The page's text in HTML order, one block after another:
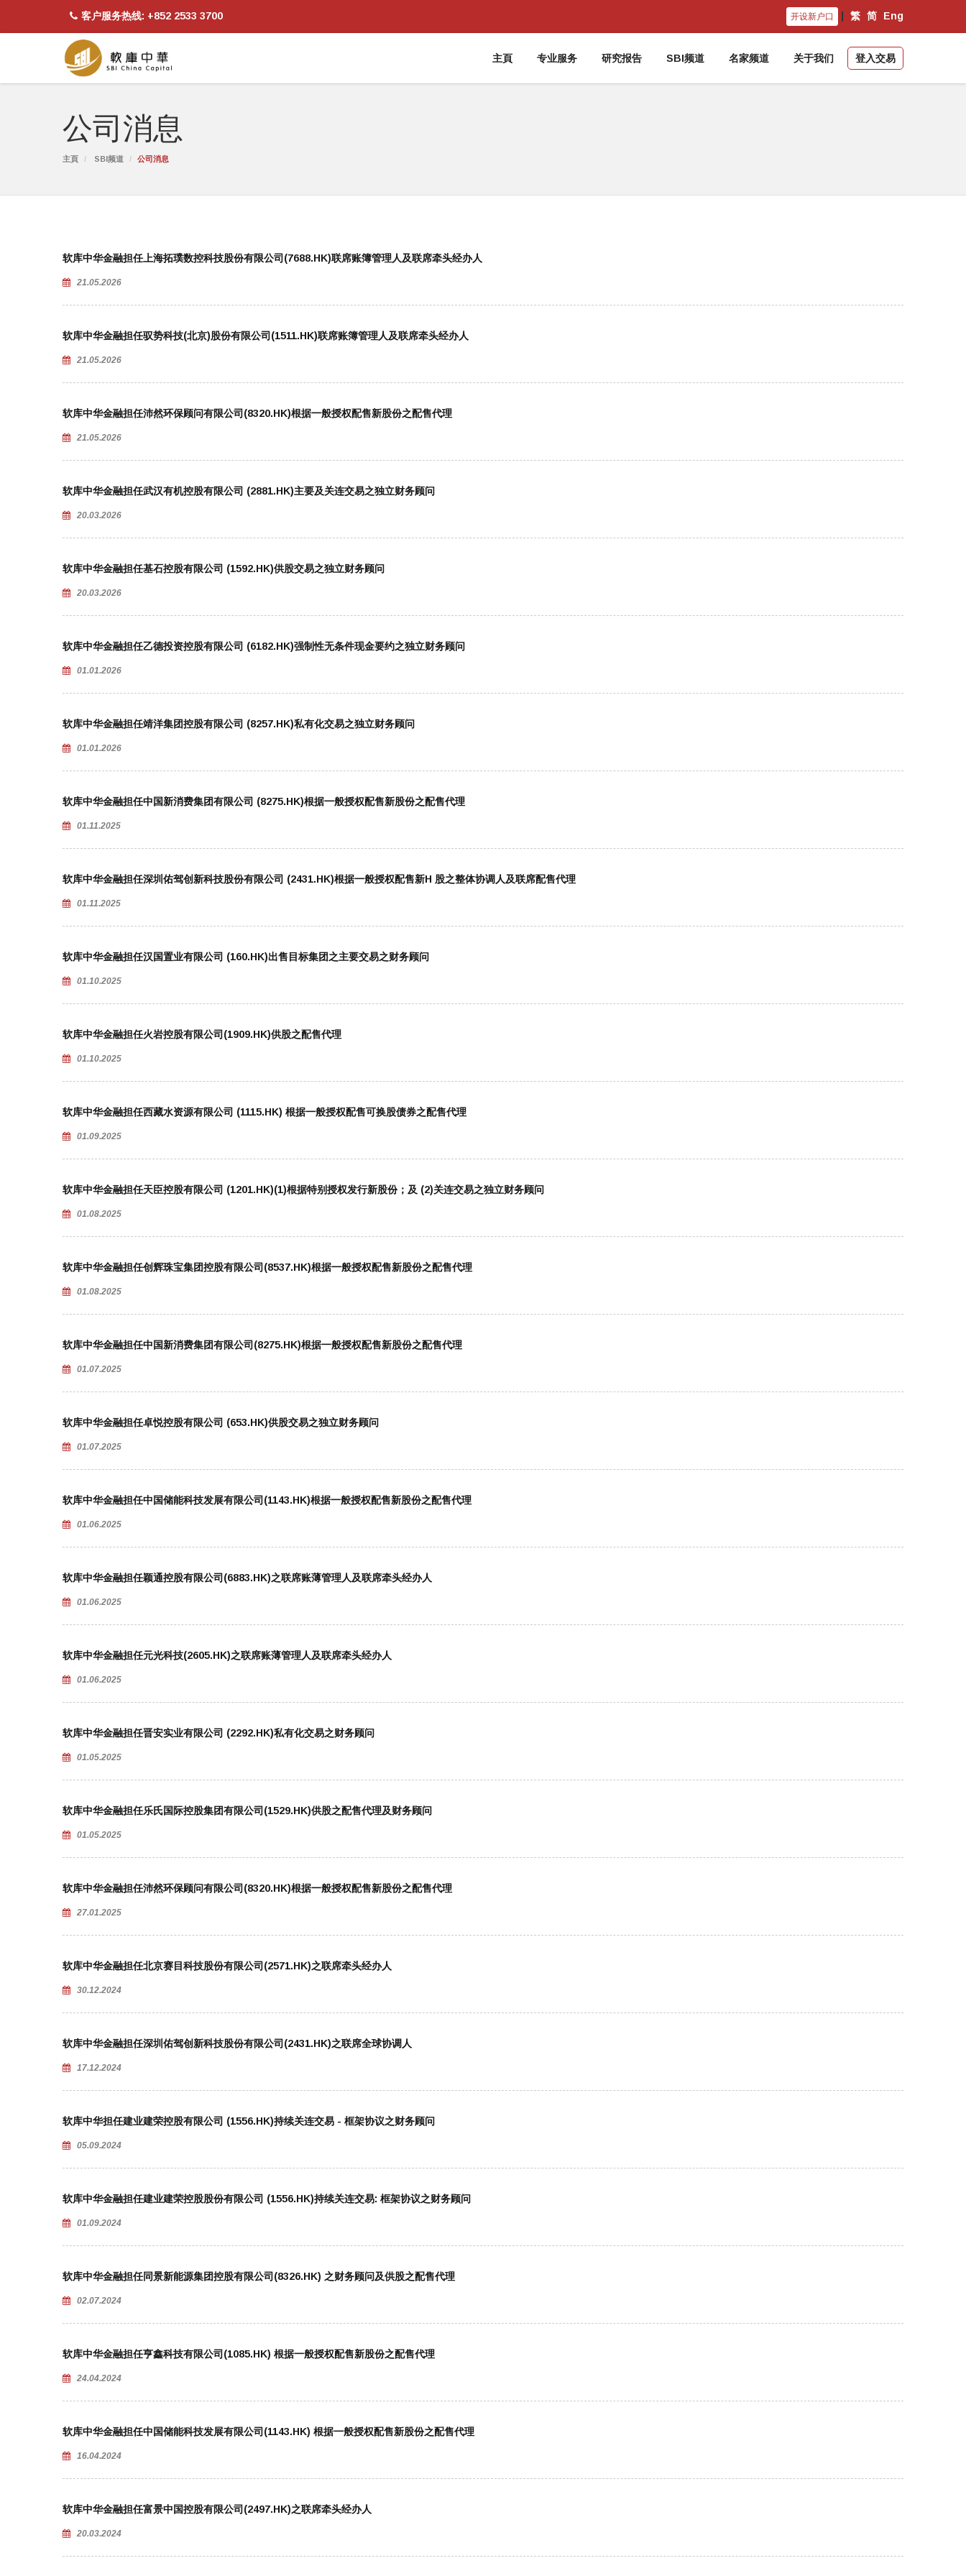
客户服务热线: +852 2533 3700 开设新户口 繁 简 Eng
主頁 专业服务 研究报告 SBI频道 名家频道 关于我们 登入交易
公司消息
主頁 SBI频道 公司消息
软库中华金融担任上海拓璞数控科技股份有限公司(7688.HK)联席账簿管理人及联席牵头经办人
21.05.2026
软库中华金融担任驭势科技(北京)股份有限公司(1511.HK)联席账簿管理人及联席牵头经办人
21.05.2026
软库中华金融担任沛然环保顾问有限公司(8320.HK)根据一般授权配售新股份之配售代理
21.05.2026
软库中华金融担任武汉有机控股有限公司 (2881.HK)主要及关连交易之独立财务顾问
20.03.2026
软库中华金融担任基石控股有限公司 (1592.HK)供股交易之独立财务顾问
20.03.2026
软库中华金融担任乙德投资控股有限公司 (6182.HK)强制性无条件现金要约之独立财务顾问
01.01.2026
软库中华金融担任靖洋集团控股有限公司 (8257.HK)私有化交易之独立财务顾问
01.01.2026
软库中华金融担任中国新消费集团有限公司 (8275.HK)根据一般授权配售新股份之配售代理
01.11.2025
软库中华金融担任深圳佑驾创新科技股份有限公司 (2431.HK)根据一般授权配售新H 股之整体协调人及联席配售代理
01.11.2025
软库中华金融担任汉国置业有限公司 (160.HK)出售目标集团之主要交易之财务顾问
01.10.2025
软库中华金融担任火岩控股有限公司(1909.HK)供股之配售代理
01.10.2025
软库中华金融担任西藏水资源有限公司 (1115.HK) 根据一般授权配售可换股债券之配售代理
01.09.2025
软库中华金融担任天臣控股有限公司 (1201.HK)(1)根据特别授权发行新股份；及 (2)关连交易之独立财务顾问
01.08.2025
软库中华金融担任创辉珠宝集团控股有限公司(8537.HK)根据一般授权配售新股份之配售代理
01.08.2025
软库中华金融担任中国新消费集团有限公司(8275.HK)根据一般授权配售新股份之配售代理
01.07.2025
软库中华金融担任卓悦控股有限公司 (653.HK)供股交易之独立财务顾问
01.07.2025
软库中华金融担任中国储能科技发展有限公司(1143.HK)根据一般授权配售新股份之配售代理
01.06.2025
软库中华金融担任颖通控股有限公司(6883.HK)之联席账薄管理人及联席牵头经办人
01.06.2025
软库中华金融担任元光科技(2605.HK)之联席账薄管理人及联席牵头经办人
01.06.2025
软库中华金融担任晋安实业有限公司 (2292.HK)私有化交易之财务顾问
01.05.2025
软库中华金融担任乐氏国际控股集团有限公司(1529.HK)供股之配售代理及财务顾问
01.05.2025
软库中华金融担任沛然环保顾问有限公司(8320.HK)根据一般授权配售新股份之配售代理
27.01.2025
软库中华金融担任北京赛目科技股份有限公司(2571.HK)之联席牵头经办人
30.12.2024
软库中华金融担任深圳佑驾创新科技股份有限公司(2431.HK)之联席全球协调人
17.12.2024
软库中华担任建业建荣控股有限公司 (1556.HK)持续关连交易 - 框架协议之财务顾问
05.09.2024
软库中华金融担任建业建荣控股股份有限公司 (1556.HK)持续关连交易: 框架协议之财务顾问
01.09.2024
软库中华金融担任同景新能源集团控股有限公司(8326.HK) 之财务顾问及供股之配售代理
02.07.2024
软库中华金融担任亨鑫科技有限公司(1085.HK) 根据一般授权配售新股份之配售代理
24.04.2024
软库中华金融担任中国储能科技发展有限公司(1143.HK) 根据一般授权配售新股份之配售代理
16.04.2024
软库中华金融担任富景中国控股有限公司(2497.HK)之联席牵头经办人
20.03.2024